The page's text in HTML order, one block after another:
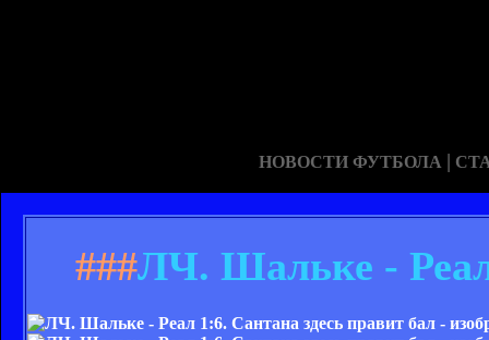
НОВОСТИ ФУТБОЛА |
###ЛЧ. Шальке - Реал